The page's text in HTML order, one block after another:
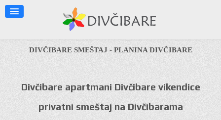
DIVČIBARE SMEŠTAJ - PLANINA DIVČIBARE
Divčibare apartmani Divčibare vikendice
privatni smeštaj na Divčibarama
informacije o planini
kao što su klima,
lekovita svojstva, ski
položaj, kako doći na
Divčibare, okolina